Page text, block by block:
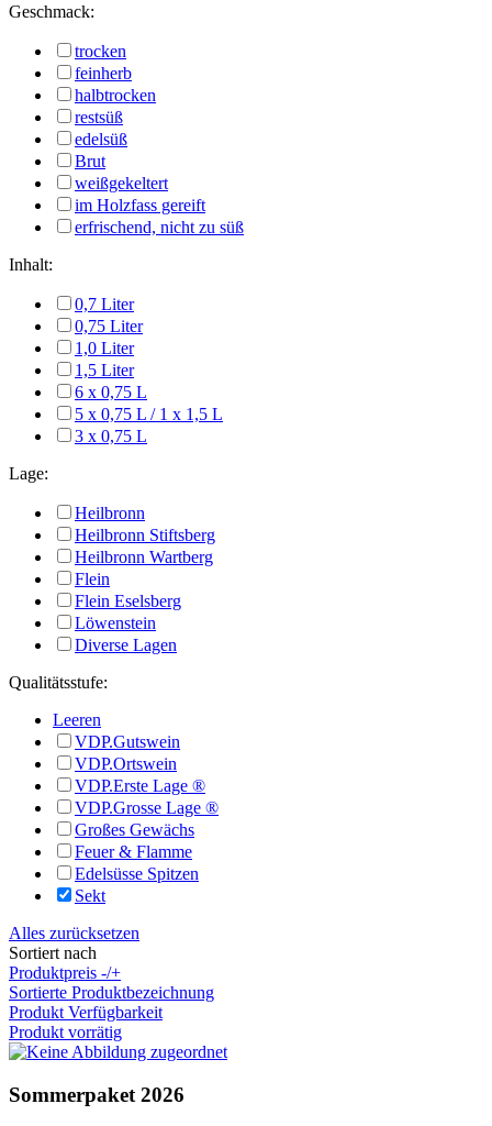
Geschmack:
trocken
feinherb
halbtrocken
restsüß
edelsüß
Brut
weißgekeltert
im Holzfass gereift
erfrischend, nicht zu süß
Inhalt:
0,7 Liter
0,75 Liter
1,0 Liter
1,5 Liter
6 x 0,75 L
5 x 0,75 L / 1 x 1,5 L
3 x 0,75 L
Lage:
Heilbronn
Heilbronn Stiftsberg
Heilbronn Wartberg
Flein
Flein Eselsberg
Löwenstein
Diverse Lagen
Qualitätsstufe:
Leeren
VDP.Gutswein
VDP.Ortswein
VDP.Erste Lage ®
VDP.Grosse Lage ®
Großes Gewächs
Feuer & Flamme
Edelsüsse Spitzen
Sekt
Alles zurücksetzen
Sortiert nach
Produktpreis -/+
Sortierte Produktbezeichnung
Produkt Verfügbarkeit
Produkt vorrätig
Sommerpaket 2026